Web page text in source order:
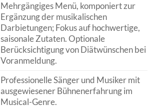
Mehrgängiges Menü, komponiert zur
Ergänzung der musikalischen
Darbietungen; Fokus auf hochwertige,
saisonale Zutaten. Optionale
Berücksichtigung von Diätwünschen bei
Voranmeldung.
Professionelle Sänger und Musiker mit
ausgewiesener Bühnenerfahrung im
Musical-Genre.